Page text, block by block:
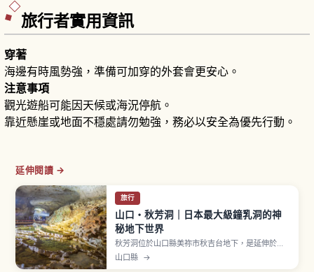
旅行者實用資訊
穿著
海邊有時風勢強，準備可加穿的外套會更安心。
注意事項
觀光遊船可能因天候或海況停航。
靠近懸崖或地面不穩處請勿勉強，務必以安全為優先行動。
延伸閱讀 →
旅行
山口・秋芳洞｜日本最大級鐘乳洞的神
秘地下世界
秋芳洞位於山口縣美祢市秋吉台地下，是延伸於秋
吉台地下的大型鐘乳洞。觀光動線整備完善，可欣
賞由水流形塑成梯田狀的「百枚皿」，以及高聳大
山口縣 →